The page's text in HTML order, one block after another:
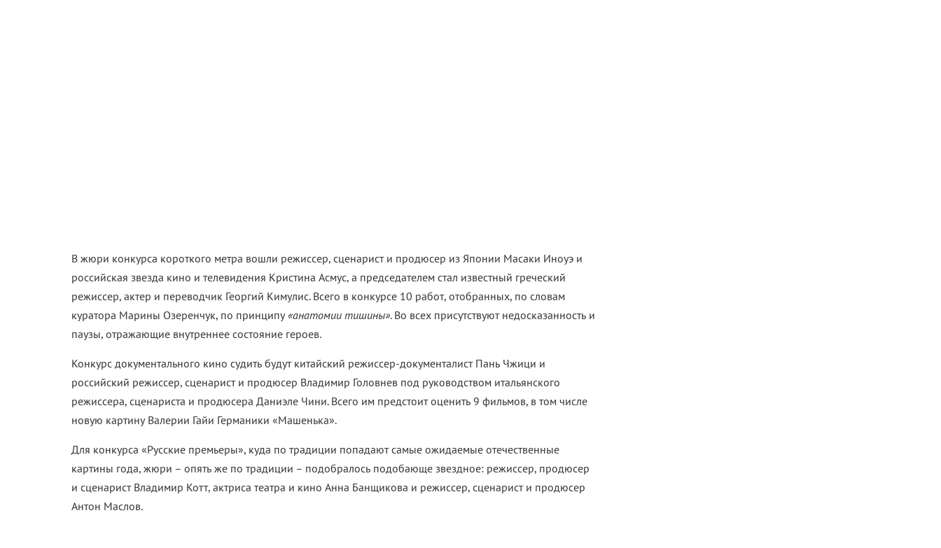
В жюри конкурса короткого метра вошли режиссер, сценарист и продюсер из Японии Масаки Иноуэ и
российская звезда кино и телевидения Кристина Асмус, а председателем стал известный греческий
режиссер, актер и переводчик Георгий Кимулис. Всего в конкурсе 10 работ, отобранных, по словам
куратора Марины Озеренчук, по принципу«анатомии тишины». Во всех присутствуют недосказанность и
паузы, отражающие внутреннее состояние героев.
Конкурс документального кино судить будут китайский режиссер-документалист Пань Чжици и
российский режиссер, сценарист и продюсер Владимир Головнев под руководством итальянского
режиссера, сценариста и продюсера Даниэле Чини. Всего им предстоит оценить 9 фильмов, в том числе
новую картину Валерии Гайи Германики «Машенька».
Для конкурса «Русские премьеры», куда по традиции попадают самые ожидаемые отечественные
картины года, жюри – опять же по традиции – подобралось подобающе звездное: режиссер, продюсер
и сценарист Владимир Котт, актриса театра и кино Анна Банщикова и режиссер, сценарист и продюсер
Антон Маслов.